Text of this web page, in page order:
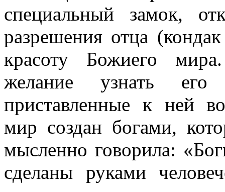
специальный замок,
разрешения отца
красоту Божиего
желание узнать его
приставленные к ней
мир создан богами,
мысленно говорила:
сделаны руками